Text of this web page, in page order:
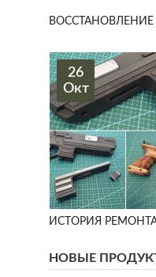
26
Окт
ИСТОРИЯ РЕМОНТА
НОВЫЕ